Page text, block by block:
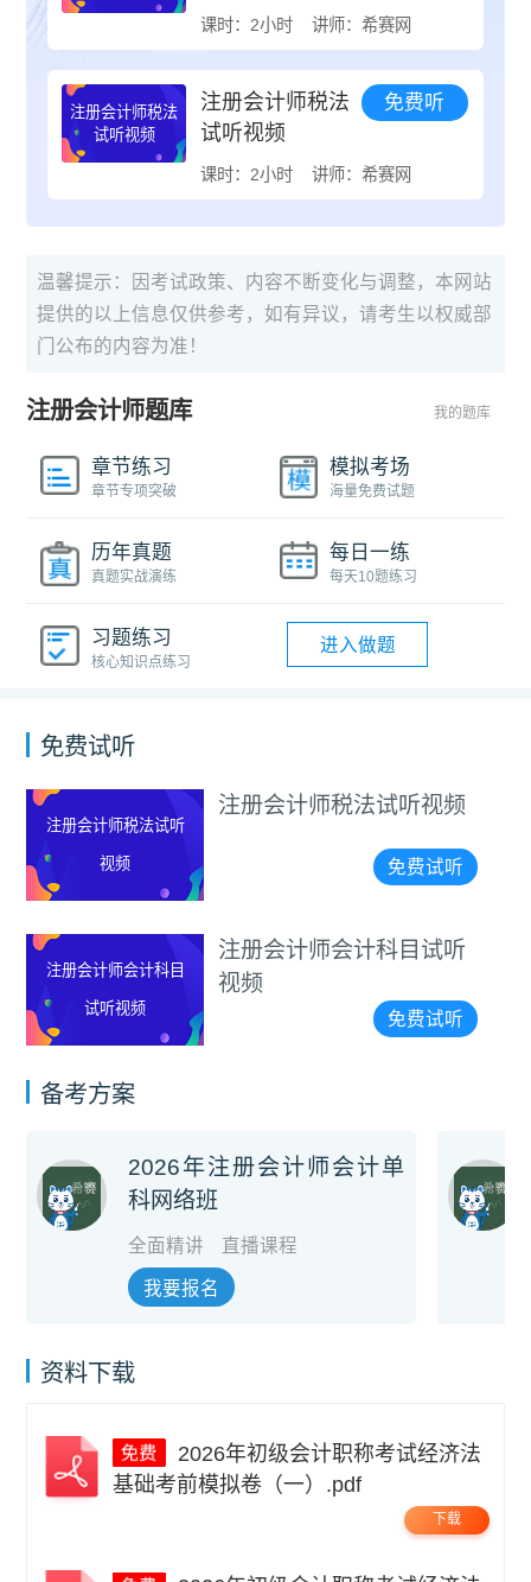
课时：2小时 讲师：希赛网
注册会计师税法
试听视频
注册会计师税法
试听视频
免费听
课时：2小时 讲师：希赛网
温馨提示：因考试政策、内容不断变化与调整，本网站
提供的以上信息仅供参考，如有异议，请考生以权威部
门公布的内容为准！
注册会计师题库 我的题库
章节练习
章节专项突破
模拟考场
海量免费试题
历年真题
真题实战演练
每日一练
每天10题练习
习题练习
核心知识点练习
进入做题
免费试听
注册会计师税法试听
视频
注册会计师税法试听视频
免费试听
注册会计师会计科目
试听视频
注册会计师会计科目试听
视频
免费试听
备考方案
2026年注册会计师会计单
科网络班
全面精讲 直播课程
我要报名
资料下载
基础考前模拟卷（一）.pdf
下载